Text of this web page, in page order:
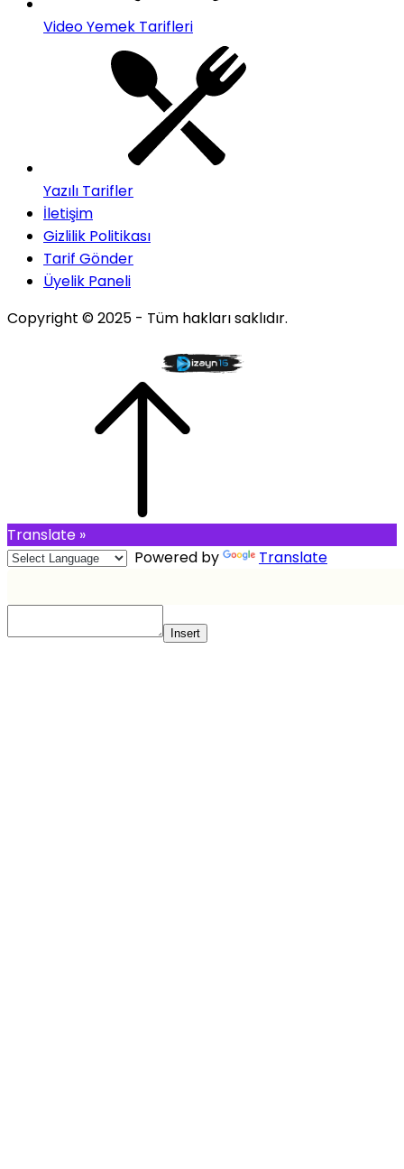
Video Yemek Tarifleri
Yazılı Tarifler
İletişim
Gizlilik Politikası
Tarif Gönder
Üyelik Paneli
Copyright © 2025 - Tüm hakları saklıdır.
Translate »
Powered by
Translate
Insert